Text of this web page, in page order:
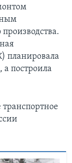
планировала
а построила